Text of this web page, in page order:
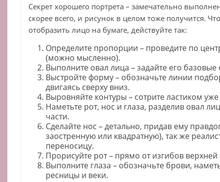
Секрет хорошего портрета – замечательно
скорее всего, и рисунок в целом тоже получится.
отобразить лицо на бумаге, действуйте так:
Определите пропорции – проведите по
(можно мысленно).
Выполните овал лица – задайте его базовые
Выстройте форму – обозначьте линии
двигаясь сверху вниз.
Выровняйте контуры – сотрите ластиком
Наметьте рот, нос и глаза, разделив овал
части.
Сделайте нос – детально, придав ему
заостренную или квадратную), так же
переносицу.
Прорисуйте рот – прямо от изгибов верхней
Выполните глаза – обозначьте брови,
ресницы и веки.